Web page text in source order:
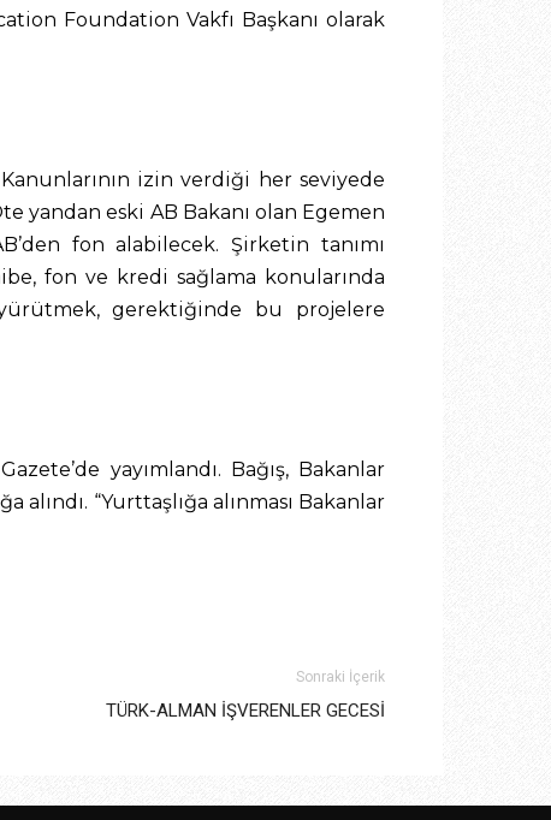
Foundation Vakfı Başkanı olarak
izin verdiği her seviyede
yandan eski AB Bakanı olan Egemen
fon alabilecek. Şirketin tanımı
fon ve kredi sağlama konularında
yürütmek, gerektiğinde bu projelere
yayımlandı. Bağış, Bakanlar
alındı. “Yurttaşlığa alınması Bakanlar
Sonraki İçerik
TÜRK-ALMAN İŞVERENLER GECESİ